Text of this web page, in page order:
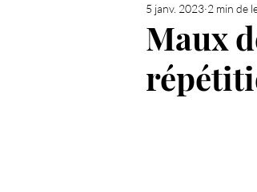
Prestation en
Fleurs de
Maux
5 janv. 2023 2 min de